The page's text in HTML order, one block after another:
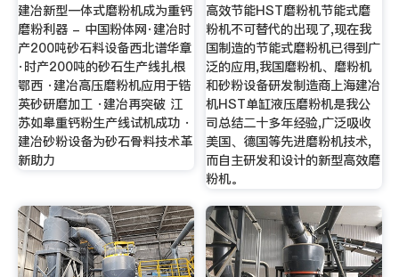
建冶新型一体式磨粉机成为重钙
磨粉利器 - 中国粉体网·建冶时
产200吨砂石料设备西北谱华章
·时产200吨的砂石生产线扎根
鄂西 ·建冶高压磨粉机应用于锆
英砂研磨加工 ·建冶再突破 江
苏如皋重钙粉生产线试机成功 ·
建冶砂粉设备为砂石骨料技术革
新助力
高效节能HST磨粉机节能式磨
粉机不可替代的出现了,现在我
国制造的节能式磨粉机已得到广
泛的应用,我国磨粉机、磨粉机
和砂粉设备研发制造商上海建冶
机HST单缸液压磨粉机是我公
司总结二十多年经验,广泛吸收
美国、德国等先进磨粉机技术,
而自主研发和设计的新型高效磨
粉机。